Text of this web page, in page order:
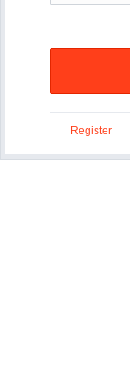
Register